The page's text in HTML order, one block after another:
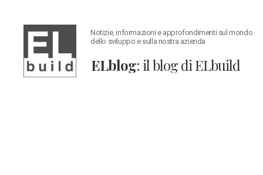
Notizie, informazioni e approfondimenti sul mondo
dello sviluppo e sulla nostra azienda
ELblog: il blog di ELbuild